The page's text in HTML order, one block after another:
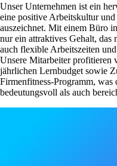
Unser Unternehmen ist ein
eine positive Arbeitskultur
auszeichnet. Mit einem Büro
nur ein attraktives Gehalt, das
auch flexible Arbeitszeiten
Unsere Mitarbeiter profitieren
jährlichen Lernbudget sowie
Firmenfitness-Programm,
bedeutungsvoll als auch